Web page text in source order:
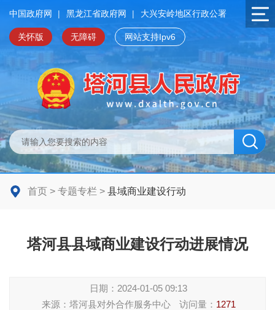
中国政府网 | 黑龙江省政府网 | 大兴安岭地区行政公署
关怀版 无障碍 网站支持Ipv6
首页 > 专题专栏 > 县域商业建设行动
塔河县县域商业建设行动进展情况
日期： 2024-01-05 09:13
来源： 塔河县对外合作服务中心 访问量： 1271